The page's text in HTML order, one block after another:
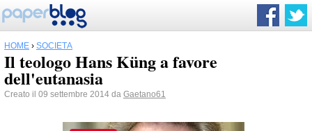
HOME › SOCIETÀ
Il teologo Hans Küng a favore
dell'eutanasia
Creato il 09 settembre 2014 da Gaetano61